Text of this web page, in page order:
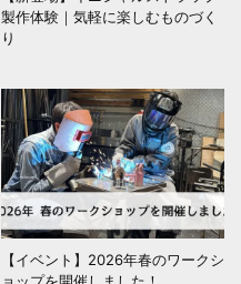
製作体験｜気軽に楽しむものづく
り
【イベント】2026年春のワークシ
ョップを開催しました！